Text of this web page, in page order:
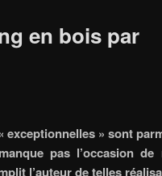
en bois par
exceptionnelles » sont
pas l’occasion
l’auteur de telles